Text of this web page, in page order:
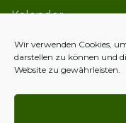
Wir verwenden Cookies,
darstellen zu können und
Website zu gewährleisten.
Kalender
Kontakt